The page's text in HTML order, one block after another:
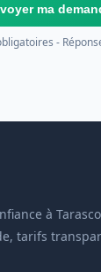
ma
-
à
tarifs